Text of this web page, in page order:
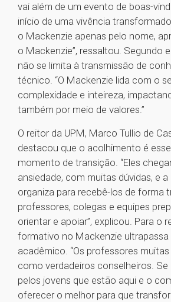
vai além de um evento de boas-
início de uma vivência
o Mackenzie apenas pelo nome,
o Mackenzie”, ressaltou. Segundo
não se limita à transmissão de
técnico. “O Mackenzie lida com o
complexidade e inteireza,
também por meio de valores.”
O reitor da UPM, Marco Tullio de
destacou que o acolhimento é
momento de transição. “Eles
ansiedade, com muitas dúvidas, e
organiza para recebê-los de forma
professores, colegas e equipes
orientar e apoiar”, explicou. Para o
formativo no Mackenzie
acadêmico. “Os professores
como verdadeiros conselheiros.
pelos jovens que estão aqui e o
oferecer o melhor para que